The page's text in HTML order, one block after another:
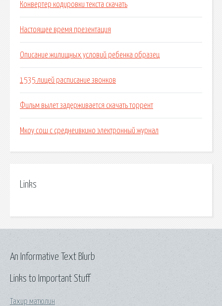
Конвертер кодировки текста скачать
Настоящее время презентация
Описание жилищных условий ребенка образец
1535 лицей расписание звонков
Фильм вылет задерживается скачать торрент
Мкоу сош с среднеивкино электронный журнал
Links
Links to Important Stuff
Тахир матюлин
An Informative Text Blurb